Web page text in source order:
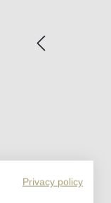
Privacy policy